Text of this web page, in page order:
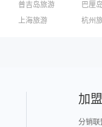
普吉岛旅游
巴厘
毛里求斯旅游
苏梅
上海旅游
杭州
加
分销联